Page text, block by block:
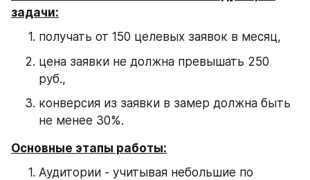
задачи:
получать от 150 целевых заявок в месяц,
цена заявки не должна превышать 250
руб.,
конверсия из заявки в замер должна быть
не менее 30%.
Основные этапы работы:
Аудитории - учитывая небольшие по